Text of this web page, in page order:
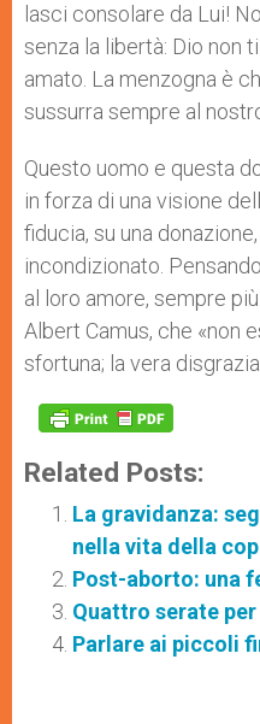
lasci consolare da Lui!
senza la libertà: Dio non
amato. La menzogna è
sussurra sempre al
Questo uomo e questa
in forza di una visione
fiducia, su una
incondizionato.
al loro amore, sempre
Albert Camus, che «non
sfortuna; la vera
Related Posts:
La gravidanza:
nella vita della
Post-aborto: una
Quattro serate
Parlare ai piccoli